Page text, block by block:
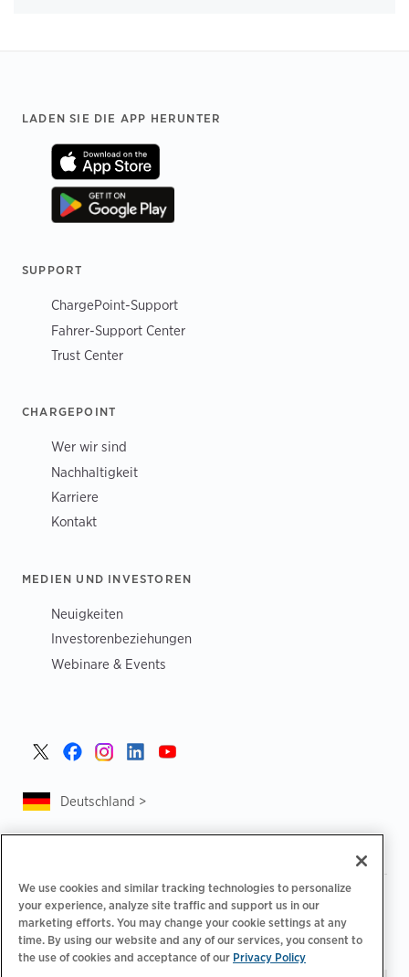
Footer
LADEN SIE DIE APP HERUNTER
SUPPORT
ChargePoint-Support
Fahrer-Support Center
Trust Center
CHARGEPOINT
Wer wir sind
Nachhaltigkeit
Karriere
Kontakt
MEDIEN UND INVESTOREN
Neuigkeiten
Investorenbeziehungen
Webinare & Events
Deutschland >
Datenschutzrichtlinie Ihre Datenschutzoptionen
Rechtliches | Abrechnung zur Barrierefreiheit |
Verhaltenskodex für Lieferanten | EPR-Informationen |
Impressum
We use cookies and similar tracking technologies to personalize
your experience, analyze site traffic and support us in our
marketing efforts. You may change your cookie settings at any
time. By using our website and any of our services, you consent to
the use of cookies and acceptance of our Privacy Policy